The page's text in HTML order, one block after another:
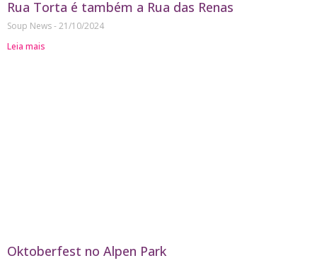
Rua Torta é também a Rua das Renas
Soup News 21/10/2024
Leia mais
Oktoberfest no Alpen Park